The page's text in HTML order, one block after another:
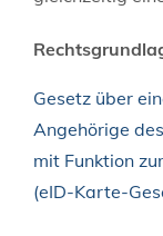
Gesetz über
Angehörige
mit Funktion
(eID-Karte-